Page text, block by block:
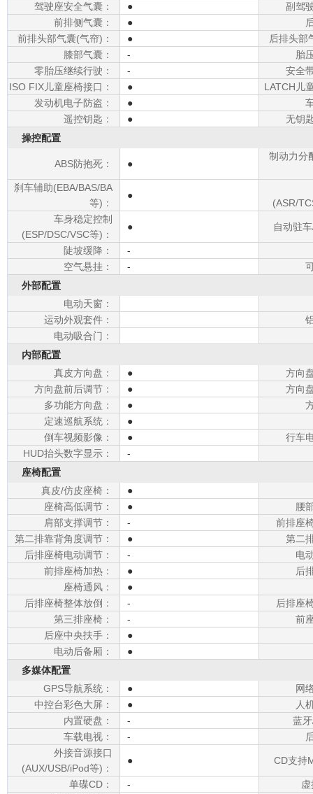
驾驶座安全气囊：
●
副驾
前排侧气囊：
●
前排头部气囊(气帘)：
●
后排头部
膝部气囊：
-
胎
零胎压继续行驶：
-
安全
ISO FIX儿童座椅接口：
●
LATCH儿
发动机电子防盗：
●
遥控钥匙：
●
无钥
操控配置
ABS防抱死： ●
制动力分
刹车辅助(EBA/BAS/BA
等)：
●
(ASR/
车身稳定控制
(ESP/DSC/VSC等)：
● 自动驻
陡坡缓降：
-
空气悬挂：
-
外部配置
电动天窗：
运动外观套件：
电动吸合门：
内部配置
真皮方向盘：
●
方向
方向盘前后调节：
●
方向
多功能方向盘：
●
定速巡航系统：
●
倒车视频影像：
●
行车
HUD抬头数字显示：
-
座椅配置
真皮/仿皮座椅：
●
座椅高低调节：
●
腰
肩部支撑调节：
-
前排座
第二排靠背角度调节：
●
第二
后排座椅电动调节：
-
电
前排座椅加热：
●
后
座椅通风：
●
后排座椅整体放倒：
-
后排座
第三排座椅：
-
前
后座中央扶手：
●
电动后备厢：
●
多媒体配置
GPS导航系统：
●
网
中控台彩色大屏：
●
人
内置硬盘：
-
蓝
车载电视：
-
外接音源接口
(AUX/USB/iPod等)：
● CD支持
单碟CD： -